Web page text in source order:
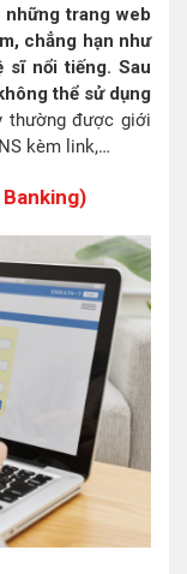
những trang web
chẳng hạn như
sĩ nổi tiếng. Sau
thể sử dụng
thường được giới
kèm link,…